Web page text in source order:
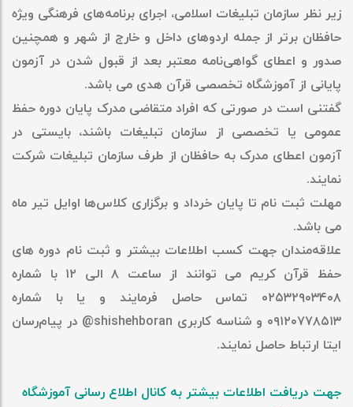
زیر نظر سازمان تبلیغات اسلامی، اجرای برنامه‌های فرهنگی ویژه
حافظان برتر از جمله اردوهای داخل و خارج از شهر و همچنین
صدور و اعطای گواهی‌نامه معتبر بعد از قبول شدن در آزمون
پایانی از آموزشگاه تخصصی قرآن هدی می باشد.
گفتنی است در صورتی که افراد متقاضی مدرک پایان دوره حفظ
عمومی یا تخصصی از سازمان تبلیغات باشند، بایستی در
آزمون اعطای مدرک به حافظان از طرف سازمان تبلیغات شرکت
نمایند.
مهلت ثبت نام تا پایان خرداد و برگزاری کلاس‌ها اوایل تیر ماه
می باشد.
علاقه‌مندان جهت کسب اطلاعات بیشتر و ثبت نام دوره های
حفظ قرآن کریم می توانند از ساعت ۸ الی ۱۲ با شماره
۰۲۵۳۲۹۰۳۴۰۸ تماس حاصل فرمایند و یا با شماره
۰۹۱۲۰۷۷۸۵۱۳ و شناسه کاربری shishehboran@ در پیام‌رسان
ایتا ارتباط حاصل نمایند.
جهت دریافت اطلاعات بیشتر به کانال اطلاع رسانی آموزشگاه